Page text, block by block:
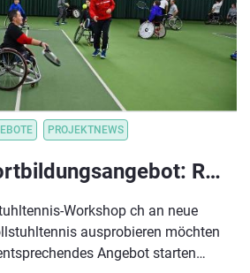
PROJEKTNEWS
Inklusives Fortbildungsangebot: Rollstuhltennis-Workshop
Workshop ch an neue
ausprobieren möchten
Angebot starten